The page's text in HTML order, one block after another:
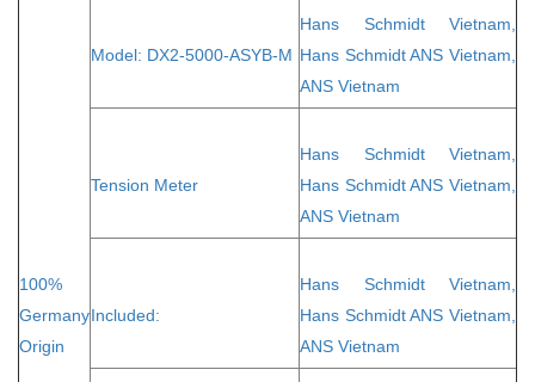
100%
Germany
Origin
Model: DX2-5000-ASYB-M
Hans Schmidt Vietnam,
Hans Schmidt ANS Vietnam,
ANS Vietnam
Tension Meter
Hans Schmidt Vietnam,
Hans Schmidt ANS Vietnam,
ANS Vietnam
Included:
Hans Schmidt Vietnam,
Hans Schmidt ANS Vietnam,
ANS Vietnam